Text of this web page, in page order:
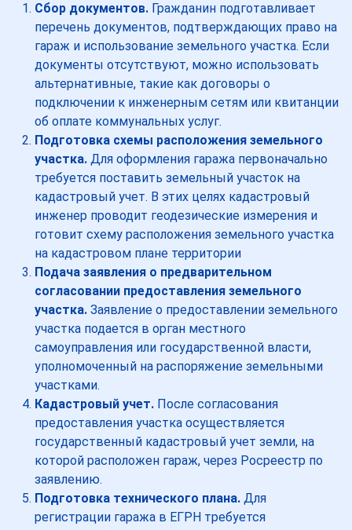
Сбор документов. Гражданин подготавливает
перечень документов, подтверждающих право на
гараж и использование земельного участка. Если
документы отсутствуют, можно использовать
альтернативные, такие как договоры о
подключении к инженерным сетям или квитанции
об оплате коммунальных услуг.
Подготовка схемы расположения земельного
участка. Для оформления гаража первоначально
требуется поставить земельный участок на
кадастровый учет. В этих целях кадастровый
инженер проводит геодезические измерения и
готовит схему расположения земельного участка
на кадастровом плане территории
Подача заявления о предварительном
согласовании предоставления земельного
участка. Заявление о предоставлении земельного
участка подается в орган местного
самоуправления или государственной власти,
уполномоченный на распоряжение земельными
участками.
Кадастровый учет. После согласования
предоставления участка осуществляется
государственный кадастровый учет земли, на
которой расположен гараж, через Росреестр по
заявлению.
Подготовка технического плана. Для
регистрации гаража в ЕГРН требуется